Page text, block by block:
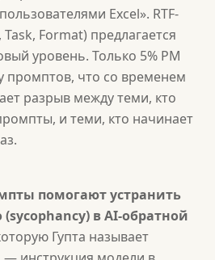
Excel». RTF-
Format) предлагается
уровень. Только 5% PM
промптов, что со временем
разрыв между теми, кто
и теми, кто начинает
помогают устранить
(sycophancy) в AI-обратной
Гупта называет